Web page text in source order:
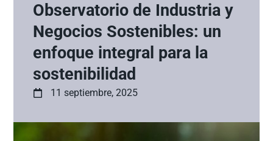
Observatorio de Industria y
Negocios Sostenibles: un
enfoque integral para la
sostenibilidad
11 septiembre, 2025